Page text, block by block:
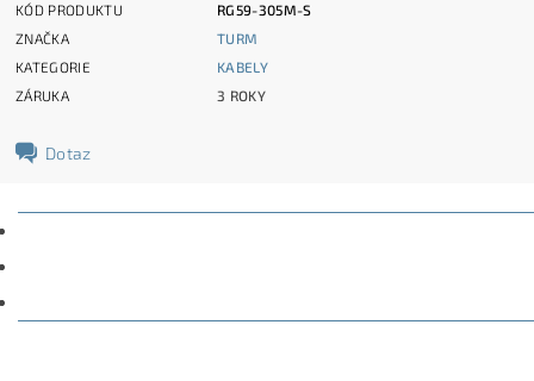
KÓD PRODUKTU
RG59-305M-S
ZNAČKA
TURM
KATEGORIE
KABELY
ZÁRUKA
3 ROKY
Dotaz